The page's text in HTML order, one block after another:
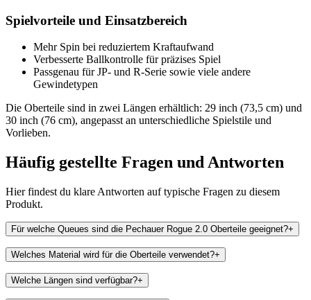
Spielvorteile und Einsatzbereich
Mehr Spin bei reduziertem Kraftaufwand
Verbesserte Ballkontrolle für präzises Spiel
Passgenau für JP- und R-Serie sowie viele andere
Gewindetypen
Die Oberteile sind in zwei Längen erhältlich: 29 inch (73,5 cm) und
30 inch (76 cm), angepasst an unterschiedliche Spielstile und
Vorlieben.
Häufig gestellte Fragen undAntworten
Hier findest du klare Antworten auf typische Fragen zu diesem
Produkt.
Für welche Queues sind die Pechauer Rogue 2.0 Oberteile geeignet?+
Welches Material wird für die Oberteile verwendet?+
Welche Längen sind verfügbar?+